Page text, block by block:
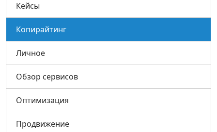
Кейсы
Копирайтинг
Личное
Обзор сервисов
Оптимизация
Продвижение